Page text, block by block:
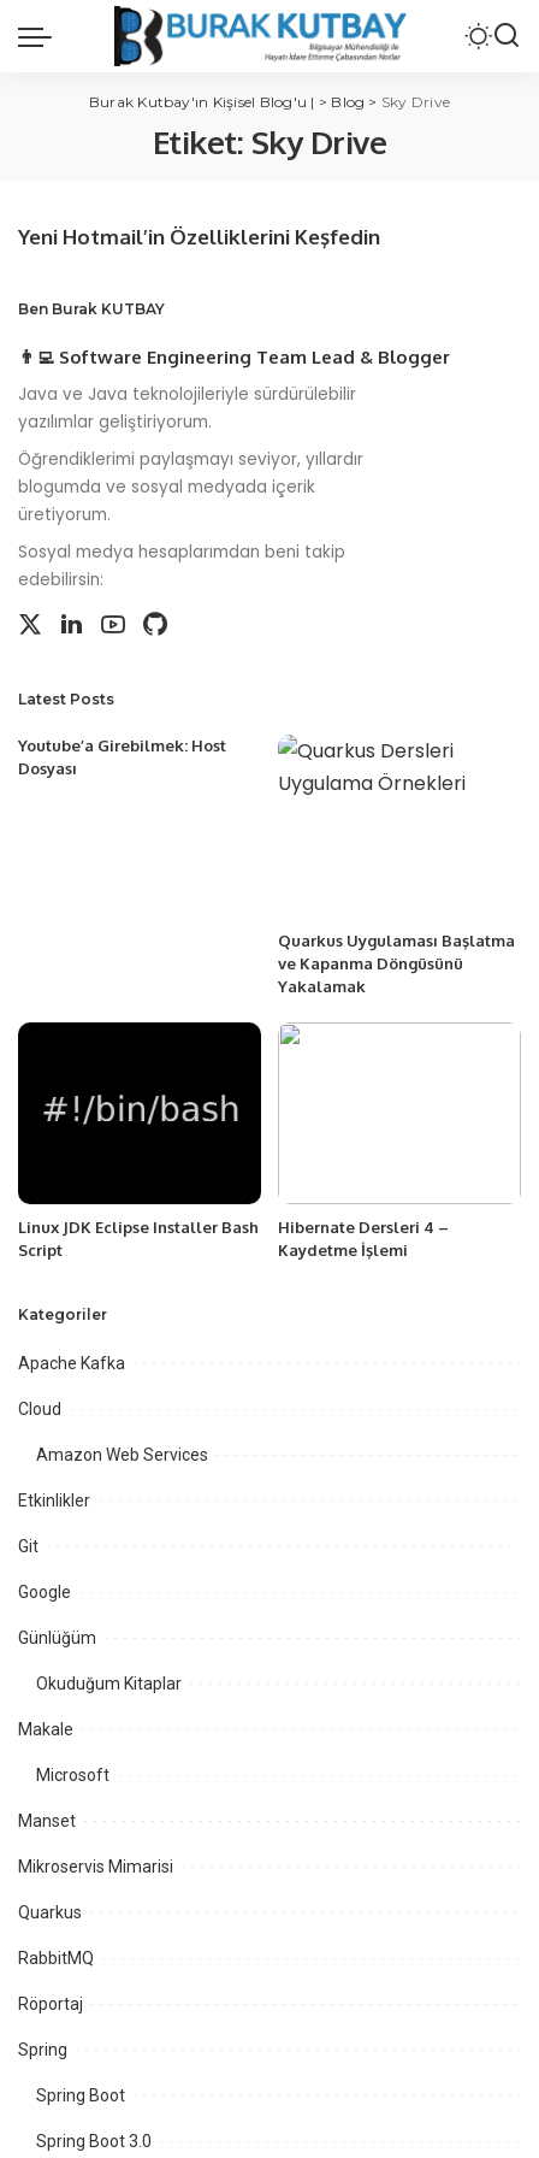
Burak Kutbay'ın Kişisel Blog'u | > Blog > Sky Drive
Etiket: Sky Drive
Yeni Hotmail’in Özelliklerini Keşfedin
Ben Burak KUTBAY
👨‍💻 Software Engineering Team Lead & Blogger
Java ve Java teknolojileriyle sürdürülebilir
yazılımlar geliştiriyorum.
Öğrendiklerimi paylaşmayı seviyor, yıllardır
blogumda ve sosyal medyada içerik
üretiyorum.
Sosyal medya hesaplarımdan beni takip
edebilirsin:
Latest Posts
Youtube’a Girebilmek: Host
Dosyası
Quarkus Uygulaması Başlatma
ve Kapanma Döngüsünü
Yakalamak
Linux JDK Eclipse Installer Bash
Script
Hibernate Dersleri 4 –
Kaydetme İşlemi
Kategoriler
Apache Kafka
Cloud
Amazon Web Services
Etkinlikler
Git
Google
Günlüğüm
Okuduğum Kitaplar
Makale
Microsoft
Manset
Mikroservis Mimarisi
Quarkus
RabbitMQ
Röportaj
Spring
Spring Boot
Spring Boot 3.0